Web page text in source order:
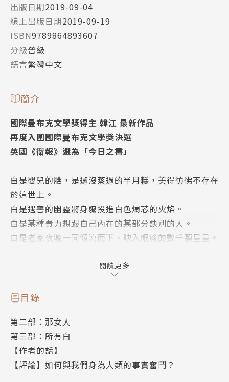
出版日期2019-09-04
線上出版日期2019-09-19
ISBN9789864893607
分級普級
語言繁體中文
簡介
國際曼布克文學獎得主 韓江 最新作品
再度入圍國際曼布克文學獎決選
英國《衛報》選為「今日之書」
白是嬰兒的臉，是還沒蒸過的半月糕，美得彷彿不存在
於這世上。
白是遇害的幽靈將身軀投進白色燭芯的火焰。
白是某種費力想跟自己內在的某部分訣別的人。
白是老家夜晚一同傾瀉而下、映入眼簾的數千顆星星。
白是舊的痛苦尚未完全癒合，新的痛苦尚未完全裂開。
無法化為完全的光或完全的黑暗的一天天。
這是韓江在白紙上費力寫下的小說，是描述一切白色事
物的小說。
她以冷靜的筆調，精鍊的詩意文字，寫下蘊含炙熱能量
的冰冷思緒。
閱讀更多
目錄
第二部：那女人
第三部：所有白
【作者的話】
【評論】如何與我們身為人類的事實奮鬥？